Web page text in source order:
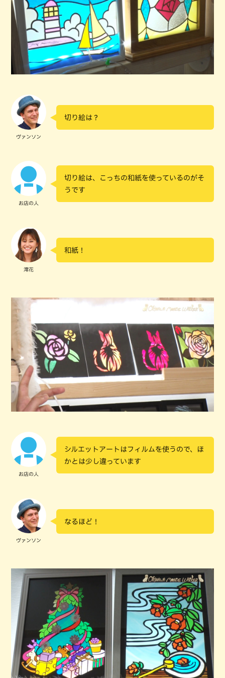
ヴァンソン
切り絵は？
お店の人
切り絵は、こっちの和紙を使っているのがそ
うです
澪花
和紙！
お店の人
シルエットアートはフィルムを使うので、ほ
かとは少し違っています
ヴァンソン
なるほど！